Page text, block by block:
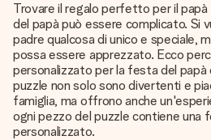
Trovare il regalo perfetto per il
del papà può essere complicato. Si
padre qualcosa di unico e speciale,
possa essere apprezzato. Ecco
personalizzato per la festa del
puzzle non solo sono divertenti e
famiglia, ma offrono anche
ogni pezzo del puzzle contiene una
personalizzato.